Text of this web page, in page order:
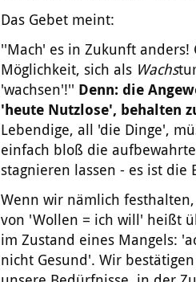
Das Gebet meint:
''Mach' es in Zukunft
Möglichkeit, sich als Wachs
'wachsen'!'' Denn: die
'heute Nutzlose', behalten
Lebendige, all 'die Dinge',
einfach bloß die
stagnieren lassen - es ist die
Wenn wir nämlich
von 'Wollen = ich will' heißt
im Zustand eines Mangels:
nicht Gesund'. Wir